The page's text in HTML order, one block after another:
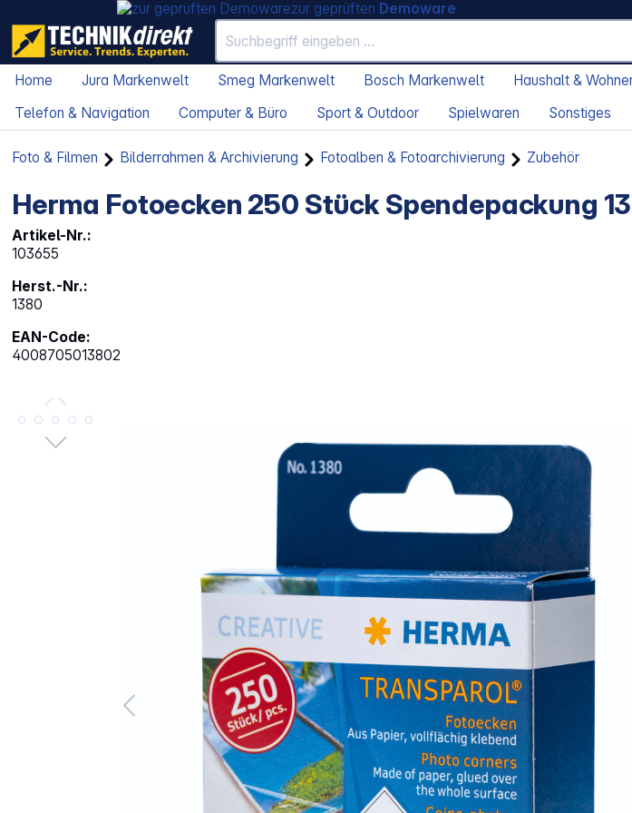
zur geprüften Demoware
Home Jura Markenwelt Smeg Markenwelt Bosch Markenwelt Haushalt &
Telefon & Navigation
Computer & Büro Sport & Outdoor Spielwaren Sonstiges
Foto & Filmen Bilderrahmen & Archivierung Fotoalben & Fotoarchivierung Zubehör
Herma Fotoecken 250 Stück Spendepackung
Artikel-Nr.:
103655
Herst.-Nr.:
1380
EAN-Code:
4008705013802
Bildergalerie überspringen